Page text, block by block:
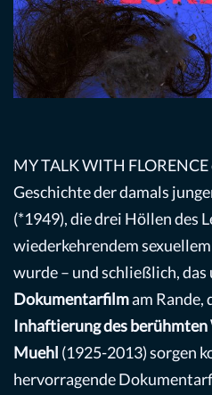
MY TALK WITH
Geschichte der damals
(*1949), die drei Höllen des
wiederkehrendem
wurde – und schließlich,
Dokumentarfilmam Rande,
Inhaftierung des
Muehl (1925-2013) sorgen
hervorragende